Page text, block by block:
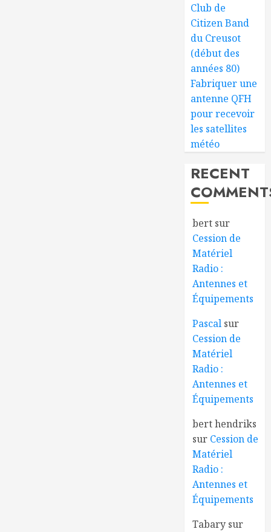
Club de
Citizen Band
du Creusot
(début des
années 80)
Fabriquer une
antenne QFH
pour recevoir
les satellites
météo
RECENT
bert sur
Cession de
Matériel
Radio :
Antennes et
Équipements
Pascal sur
Cession de
Matériel
Radio :
Antennes et
Équipements
bert hendriks
sur Cession de
Matériel
Radio :
Antennes et
Équipements
Tabary sur